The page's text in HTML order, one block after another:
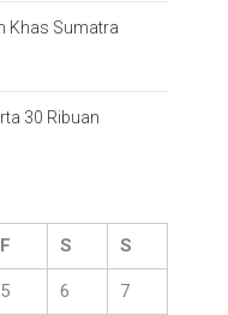
Khas Sumatra
30 Ribuan
F S S
5 6 7